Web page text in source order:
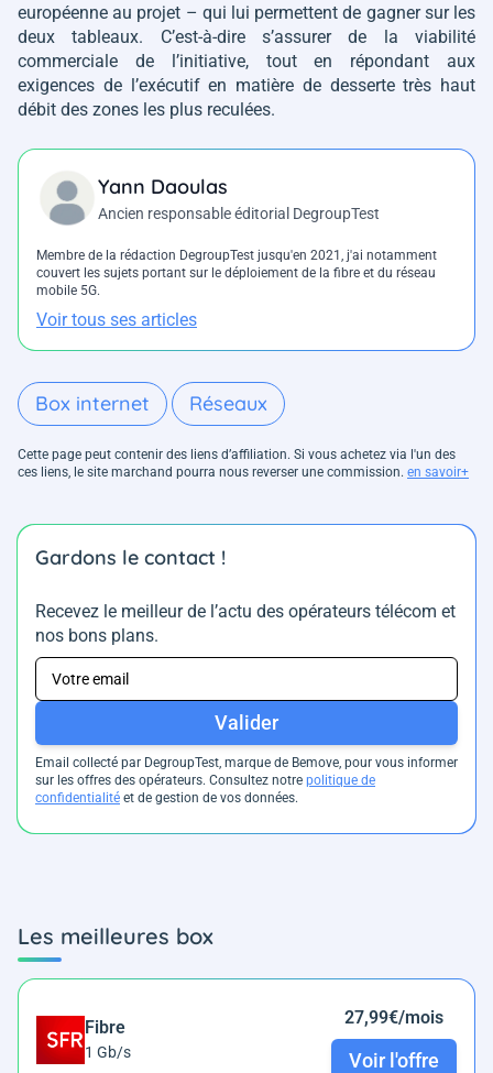
européenne au projet – qui lui permettent de gagner sur les
deux tableaux. C’est-à-dire s’assurer de la viabilité
commerciale de l’initiative, tout en répondant aux
exigences de l’exécutif en matière de desserte très haut
débit des zones les plus reculées.
Yann Daoulas
Ancien responsable éditorial DegroupTest
Membre de la rédaction DegroupTest jusqu'en 2021, j'ai notamment
couvert les sujets portant sur le déploiement de la fibre et du réseau
mobile 5G.
Voir tous ses articles
Box internet Réseaux
Cette page peut contenir des liens d’affiliation. Si vous achetez via l'un des
ces liens, le site marchand pourra nous reverser une commission. en savoir+
Gardons le contact !
Recevez le meilleur de l’actu des opérateurs télécom et
nos bons plans.
Valider
Email collecté par DegroupTest, marque de Bemove, pour vous informer
sur les offres des opérateurs. Consultez notre politique de
confidentialité et de gestion de vos données.
Les meilleures box
Fibre
1 Gb/s
27,99€/mois
Voir l'offre